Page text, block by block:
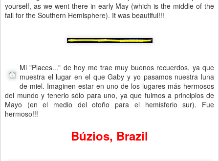
yourself, as we went there in early May (which is the middle of the
fall for the Southern Hemisphere). It was beautiful!!!
Mi "Places..." de hoy me trae muy buenos recuerdos, ya que
muestra el lugar en el que Gaby y yo pasamos nuestra luna
de miel. Imaginen estar en uno de los lugares más hermosos
del mundo y tenerlo sólo para uno, ya que fuimos a principios de
Mayo (en el medio del otoño para el hemisferio sur). Fue
hermoso!!!
Búzios, Brazil